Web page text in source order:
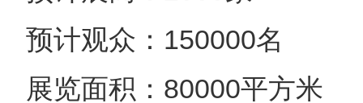
预计观众：150000名
展览面积：80000平方米